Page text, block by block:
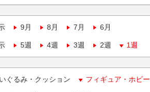
9月 8月 7月 6月
5週 4週 3週 2週 1週
ぐるみ・クッション フィギュア・ホビー